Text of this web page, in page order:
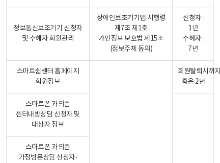
정보통신보조기기 신청자
및 수혜자 회원관리
장애인보조기기법 시행령
제7조 제1호
개인정보 보호법 제15조
(정보주체 동의)
신청자 :
1년
수혜자 :
7년
스마트쉼센터 홈페이지
회원정보
회원탈퇴시까
혹은 2년
스마트폰 과의존
센터내방상담 신청자 및
대상자 정보
스마트폰 과의존
가정방문상담 신청자·